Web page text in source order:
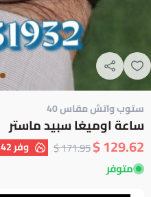
ستوب واتش مقاس 40
ساعة اوميغا سبيد ماستر
129.62 $
171.95 $ وفر42 $
متوفر